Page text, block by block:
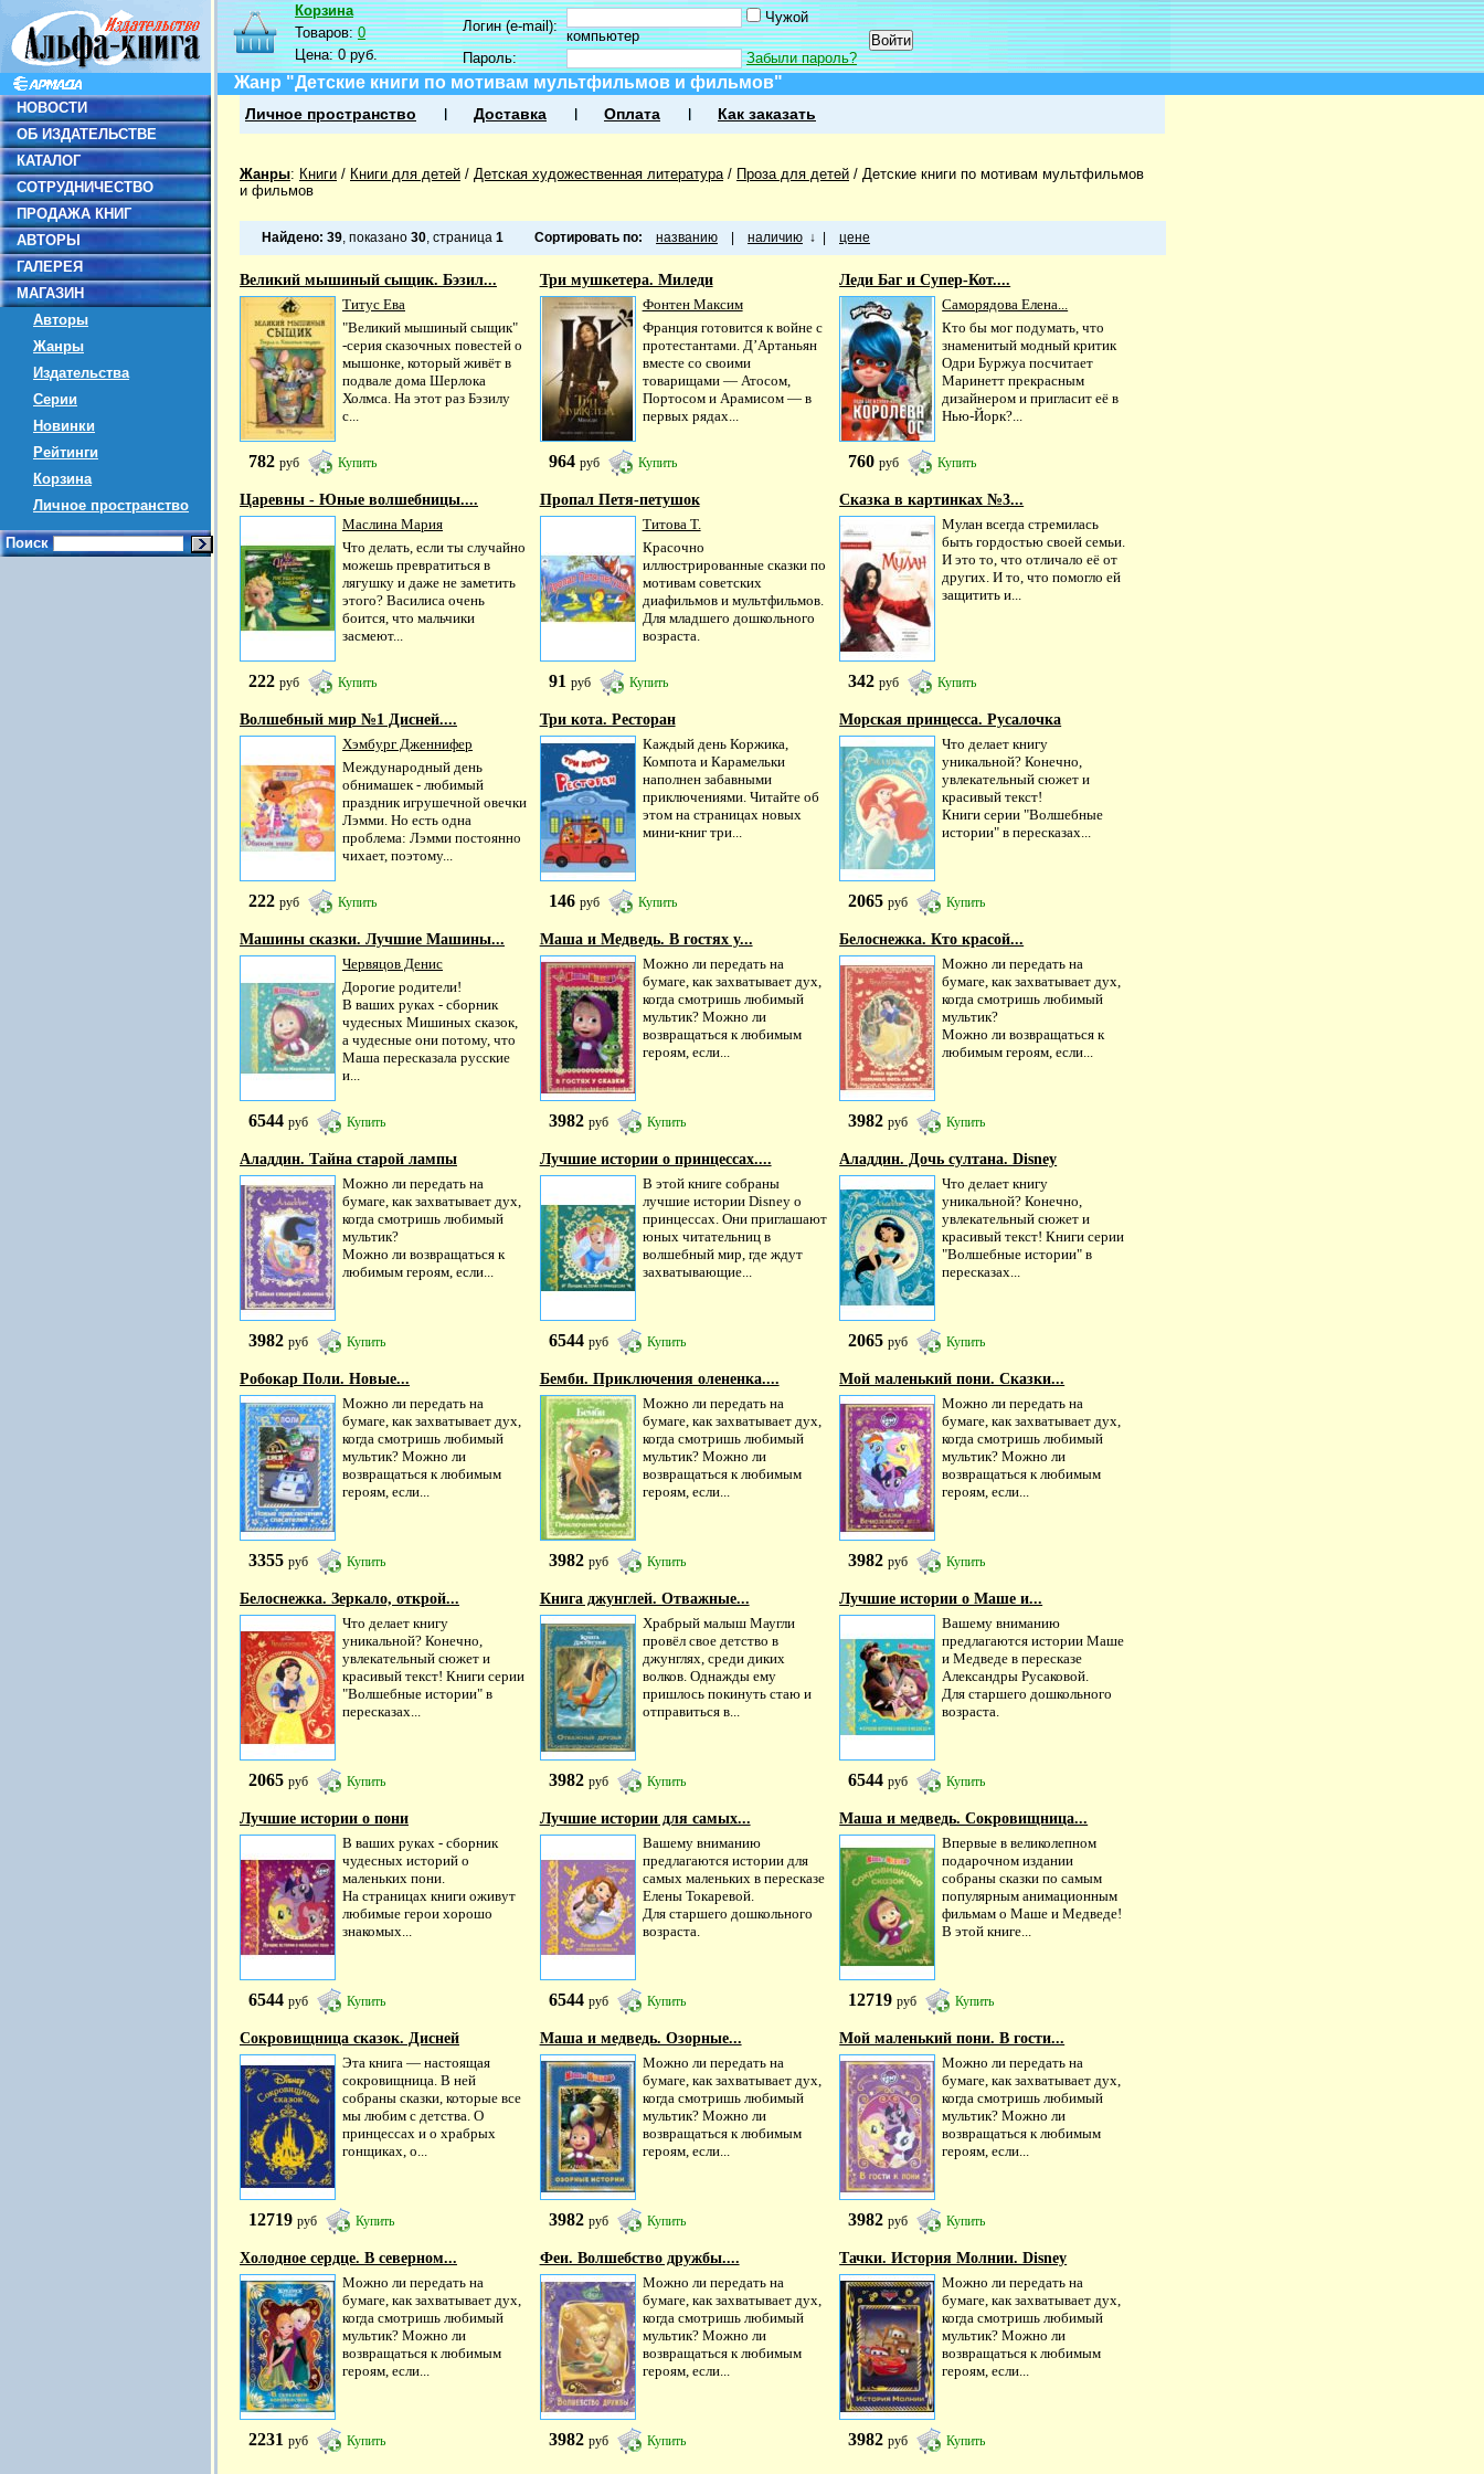
НОВОСТИ
ОБ ИЗДАТЕЛЬСТВЕ
КАТАЛОГ
СОТРУДНИЧЕСТВО
ПРОДАЖА КНИГ
АВТОРЫ
ГАЛЕРЕЯ
МАГАЗИН
Авторы
Жанры
Издательства
Серии
Новинки
Рейтинги
Корзина
Личное пространство
Поиск
Корзина
Товаров:0
Цена:0 руб.
Логин (e-mail):
Чужой
компьютер
Пароль:
Забыли пароль?
Жанр "Детские книги по мотивам мультфильмов и фильмов"
Личное пространство Доставка Оплата Как заказать
Жанры: Книги / Книги для детей / Детская художественная литература/ Проза для детей / Детские книги по мотивам мультфильмов
и фильмов
Найдено: 39, показано 30, страница 1 Сортировать по: названию наличию ↓ цене
Великий мышиный сыщик. Бэзил...
Титус Ева
"Великий мышиный сыщик"
-серия сказочных повестей о
мышонке, который живёт в
подвале дома Шерлока
Холмса. На этот раз Бэзилу
с...
782 руб Купить
Три мушкетера. Миледи
Фонтен Максим
Франция готовится к войне с
протестантами. Д’Артаньян
вместе со своими
товарищами — Атосом,
Портосом и Арамисом — в
первых рядах...
964 руб Купить
Леди Баг и Супер-Кот....
Саморядова Елена...
Кто бы мог подумать, что
знаменитый модный критик
Одри Буржуа посчитает
Маринетт прекрасным
дизайнером и пригласит её в
Нью-Йорк?...
760руб Купить
Царевны - Юные волшебницы....
Маслина Мария
Что делать, если ты случайно
можешь превратиться в
лягушку и даже не заметить
этого? Василиса очень
боится, что мальчики
засмеют...
222 руб Купить
Пропал Петя-петушок
Титова Т.
Красочно
иллюстрированные сказки по
мотивам советских
диафильмов и мультфильмов.
Для младшего дошкольного
возраста.
91 руб Купить
Сказка в картинках №3...
Мулан всегда стремилась
быть гордостью своей семьи.
И это то, что отличало её от
других. И то, что помогло ей
защитить и...
342руб Купить
Волшебный мир №1 Дисней....
Хэмбург Дженнифер
Международный день
обнимашек - любимый
праздник игрушечной овечки
Лэмми. Но есть одна
проблема: Лэмми постоянно
чихает, поэтому...
222 руб Купить
Три кота. Ресторан
Каждый день Коржика,
Компота и Карамельки
наполнен забавными
приключениями. Читайте об
этом на страницах новых
мини-книг три...
146 руб Купить
Морская принцесса. Русалочка
Что делает книгу
уникальной? Конечно,
увлекательный сюжет и
красивый текст!
Книги серии "Волшебные
истории" в пересказах...
2065руб Купить
Машины сказки. Лучшие Машины...
Червяцов Денис
Дорогие родители!
В ваших руках - сборник
чудесных Мишиных сказок,
а чудесные они потому, что
Маша пересказала русские
и...
6544 руб Купить
Маша и Медведь. В гостях у...
Можно ли передать на
бумаге, как захватывает дух,
когда смотришь любимый
мультик? Можно ли
возвращаться к любимым
героям, если...
3982 руб Купить
Белоснежка. Кто красой...
Можно ли передать на
бумаге, как захватывает дух,
когда смотришь любимый
мультик?
Можно ли возвращаться к
любимым героям, если...
3982руб Купить
Аладдин. Тайна старой лампы
Можно ли передать на
бумаге, как захватывает дух,
когда смотришь любимый
мультик?
Можно ли возвращаться к
любимым героям, если...
3982 руб Купить
Лучшие истории о принцессах....
В этой книге собраны
лучшие истории Disney о
принцессах. Они приглашают
юных читательниц в
волшебный мир, где ждут
захватывающие...
6544 руб Купить
Аладдин. Дочь султана. Disney
Что делает книгу
уникальной? Конечно,
увлекательный сюжет и
красивый текст! Книги серии
"Волшебные истории" в
пересказах...
2065руб Купить
Робокар Поли. Новые...
Можно ли передать на
бумаге, как захватывает дух,
когда смотришь любимый
мультик? Можно ли
возвращаться к любимым
героям, если...
3355 руб Купить
Бемби. Приключения олененка....
Можно ли передать на
бумаге, как захватывает дух,
когда смотришь любимый
мультик? Можно ли
возвращаться к любимым
героям, если...
3982 руб Купить
Мой маленький пони. Сказки...
Можно ли передать на
бумаге, как захватывает дух,
когда смотришь любимый
мультик? Можно ли
возвращаться к любимым
героям, если...
3982руб Купить
Белоснежка. Зеркало, открой...
Что делает книгу
уникальной? Конечно,
увлекательный сюжет и
красивый текст! Книги серии
"Волшебные истории" в
пересказах...
2065 руб Купить
Книга джунглей. Отважные...
Храбрый малыш Маугли
провёл свое детство в
джунглях, среди диких
волков. Однажды ему
пришлось покинуть стаю и
отправиться в...
3982 руб Купить
Лучшие истории о Маше и...
Вашему вниманию
предлагаются истории Маше
и Медведе в пересказе
Александры Русаковой.
Для старшего дошкольного
возраста.
6544руб Купить
Лучшие истории о пони
В ваших руках - сборник
чудесных историй о
маленьких пони.
На страницах книги оживут
любимые герои хорошо
знакомых...
6544 руб Купить
Лучшие истории для самых...
Вашему вниманию
предлагаются истории для
самых маленьких в пересказе
Елены Токаревой.
Для старшего дошкольного
возраста.
6544 руб Купить
Маша и медведь. Сокровищница...
Впервые в великолепном
подарочном издании
собраны сказки по самым
популярным анимационным
фильмам о Маше и Медведе!
В этой книге...
12719руб Купить
Сокровищница сказок. Дисней
Эта книга — настоящая
сокровищница. В ней
собраны сказки, которые все
мы любим с детства. О
принцессах и о храбрых
гонщиках, о...
12719 руб Купить
Маша и медведь. Озорные...
Можно ли передать на
бумаге, как захватывает дух,
когда смотришь любимый
мультик? Можно ли
возвращаться к любимым
героям, если...
3982 руб Купить
Мой маленький пони. В гости...
Можно ли передать на
бумаге, как захватывает дух,
когда смотришь любимый
мультик? Можно ли
возвращаться к любимым
героям, если...
3982руб Купить
Холодное сердце. В северном...
Можно ли передать на
бумаге, как захватывает дух,
когда смотришь любимый
мультик? Можно ли
возвращаться к любимым
героям, если...
2231 руб Купить
Феи. Волшебство дружбы....
Можно ли передать на
бумаге, как захватывает дух,
когда смотришь любимый
мультик? Можно ли
возвращаться к любимым
героям, если...
3982 руб Купить
Тачки. История Молнии. Disney
Можно ли передать на
бумаге, как захватывает дух,
когда смотришь любимый
мультик? Можно ли
возвращаться к любимым
героям, если...
3982руб Купить